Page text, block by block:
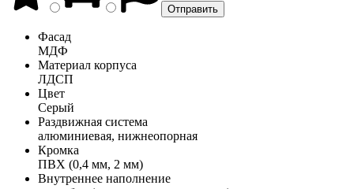
Фасад
МДФ
Материал корпуса
ЛДСП
Цвет
Серый
Раздвижная система
алюминиевая, нижнеопорная
Кромка
ПВХ (0,4 мм, 2 мм)
Внутреннее наполнение